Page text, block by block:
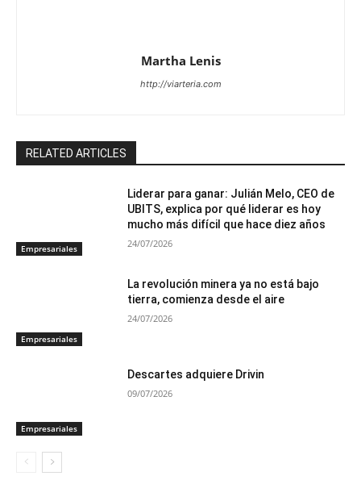
Martha Lenis
http://viarteria.com
RELATED ARTICLES
Empresariales
Liderar para ganar: Julián Melo, CEO de
UBITS, explica por qué liderar es hoy
mucho más difícil que hace diez años
24/07/2026
Empresariales
La revolución minera ya no está bajo
tierra, comienza desde el aire
24/07/2026
Empresariales
Descartes adquiere Drivin
09/07/2026